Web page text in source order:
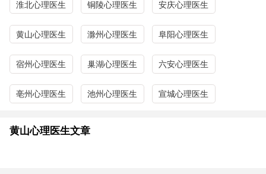
淮北心理医生 铜陵心理医生 安庆心理医生
黄山心理医生 滁州心理医生 阜阳心理医生
宿州心理医生 巢湖心理医生 六安心理医生
亳州心理医生 池州心理医生 宣城心理医生
黄山心理医生文章